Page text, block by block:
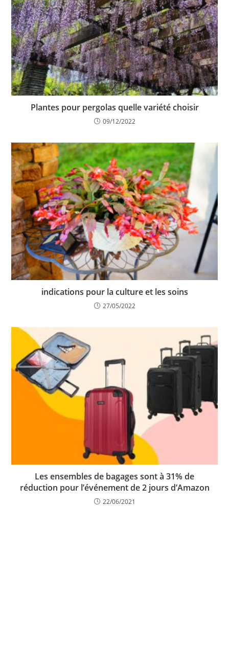
Plantes pour pergolas quelle variété choisir
09/12/2022
indications pour la culture et les soins
27/05/2022
Les ensembles de bagages sont à 31% de
réduction pour l’événement de 2 jours d’Amazon
22/06/2021